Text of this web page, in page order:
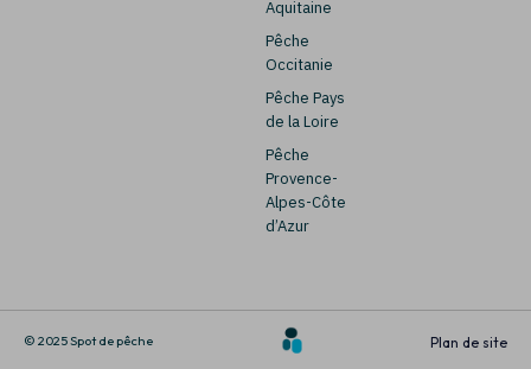
Aquitaine
Pêche
Occitanie
Pêche Pays
de la Loire
Pêche
Provence-
Alpes-Côte
d’Azur
© 2025 Spot de pêche Plan de site